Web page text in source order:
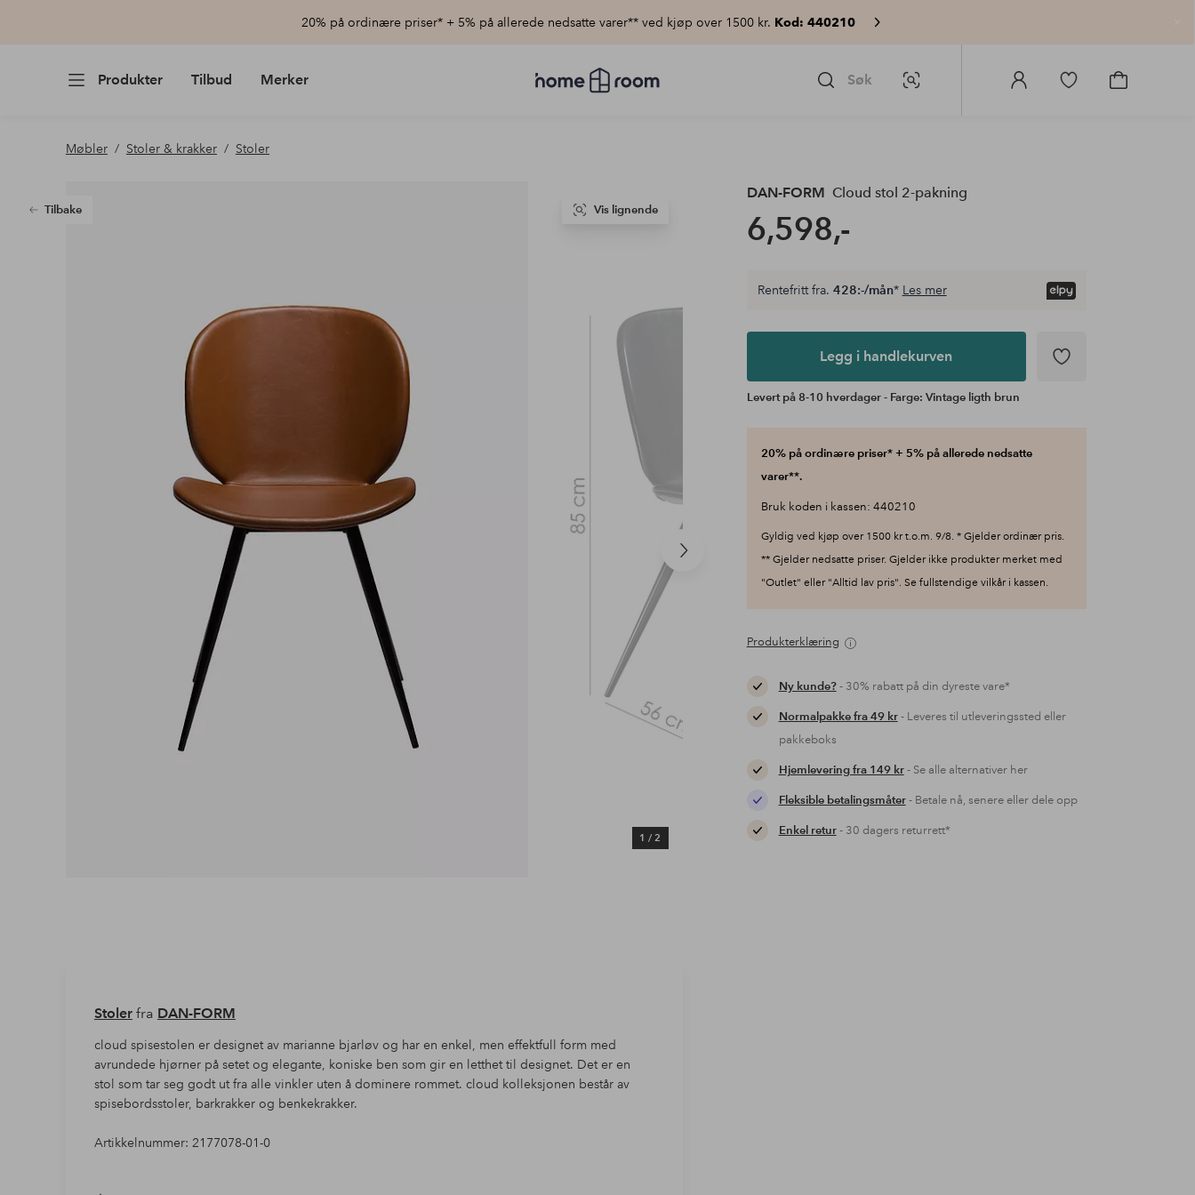
20% på ordinære priser* + 5% på allerede nedsatte varer** ved kjøp over 1500 kr. Kod: 440210
Produkter Tilbud Merker
Homeroom
–
Søk Bildesøk
Logg
Gå
Gå
Møbler Stoler & krakker Stoler
Tilbake
Neste
1 / 2
Vis lignende
DAN-FORM Cloud stol 2-pakning
6,598,-
Rentefritt fra. 428:-/mån* Les mer
Legg i handlekurven
Levert på 8-10 hverdager - Farge: Vintage ligth brun
20% på ordinære priser* + 5% på allerede nedsatte
varer**.
Bruk koden i kassen: 440210
Gyldig ved kjøp over 1500 kr t.o.m. 9/8. * Gjelder ordinær pris.
** Gjelder nedsatte priser. Gjelder ikke produkter merket med
"Outlet" eller "Alltid lav pris". Se fullstendige vilkår i kassen.
Produkterklæring
Ny kunde?- 30% rabatt på din dyreste vare*
Normalpakke fra 49 kr- Leveres til utleveringssted eller
pakkeboks
Hjemlevering fra 149 kr- Se alle alternativer her
Fleksible betalingsmåter- Betale nå, senere eller dele opp
Enkel retur- 30 dagers returrett*
Stolerfra DAN-FORM
cloud spisestolen er designet av marianne bjarløv og har en enkel, men effektfull form med
avrundede hjørner på setet og elegante, koniske ben som gir en letthet til designet. Det er en
stol som tar seg godt ut fra alle vinkler uten å dominere rommet. cloud kolleksjonen består av
spisebordsstoler, barkrakker og benkekrakker.
Artikkelnummer: 2177078-01-0